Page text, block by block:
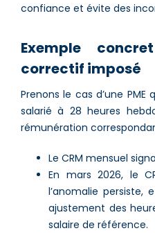
confiance et évite des
Exemple
correctif imposé
Prenons le cas d’une
salarié à 28 heures
rémunération
Le CRM mensuel
En mars 2026, le
l’anomalie persiste,
ajustement des
salaire de référence.